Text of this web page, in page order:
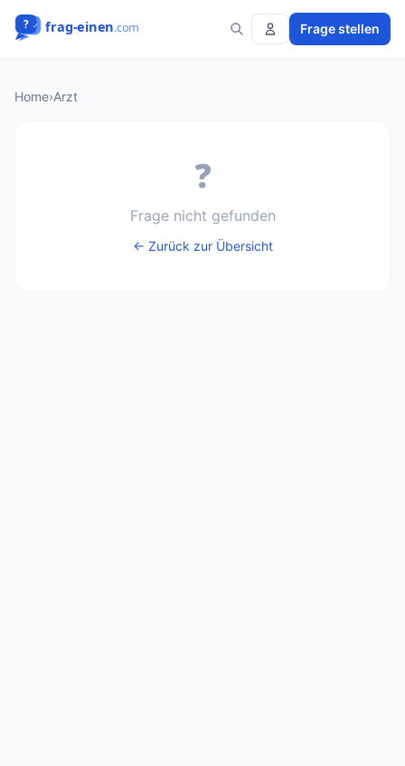
Frage stellen
Home›Arzt
❓
Frage nicht gefunden
← Zurück zur Übersicht